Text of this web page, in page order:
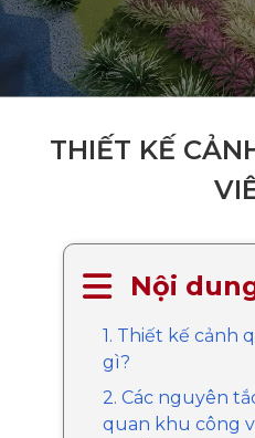
THIẾT KẾ
Nội
1. Thiết kế cảnh
gì?
2. Các nguyên
quan khu công